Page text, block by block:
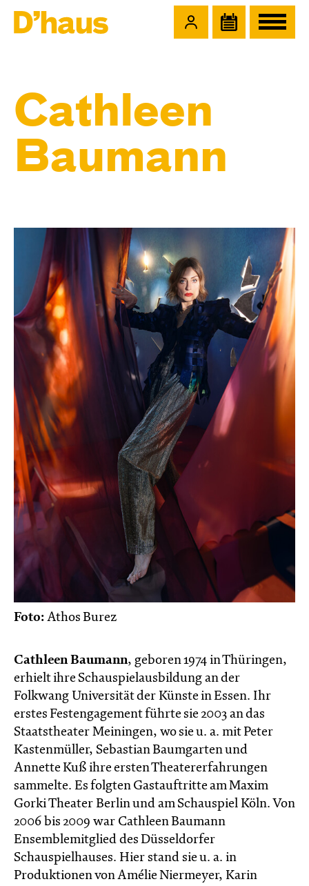
Cathleen
Baumann
Foto: Athos Burez
Cathleen Baumann, geboren 1974 in Thüringen,
erhielt ihre Schauspielausbildung an der
Folkwang Universität der Künste in Essen. Ihr
erstes Festengagement führte sie 2003 an das
Staatstheater Meiningen, wo sie u. a. mit Peter
Kastenmüller, Sebastian Baumgarten und
Annette Kuß ihre ersten Theatererfahrungen
sammelte. Es folgten Gastauftritte am Maxim
Gorki Theater Berlin und am Schauspiel Köln. Von
2006 bis 2009 war Cathleen Baumann
Ensemblemitglied des Düsseldorfer
Schauspielhauses. Hier stand sie u. a. in
Produktionen von Amélie Niermeyer, Karin